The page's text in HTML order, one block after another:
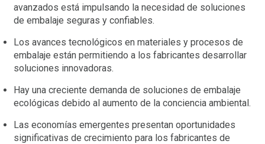
avanzados está impulsando la necesidad de soluciones
de embalaje seguras y confiables.
Los avances tecnológicos en materiales y procesos de
embalaje están permitiendo a los fabricantes desarrollar
soluciones innovadoras.
Hay una creciente demanda de soluciones de embalaje
ecológicas debido al aumento de la conciencia ambiental.
Las economías emergentes presentan oportunidades
significativas de crecimiento para los fabricantes de